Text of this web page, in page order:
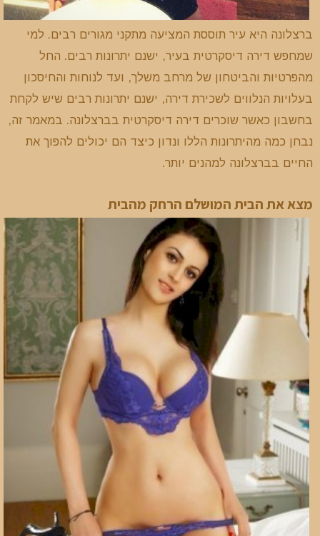
ברצלונה היא עיר תוססת המציעה מתקני מגורים רבים. למי
שמחפש דירה דיסקרטית בעיר, ישנם יתרונות רבים. החל
מהפרטיות והביטחון של מרחב משלך, ועד לנוחות והחיסכון
בעלויות הנלווים לשכירת דירה, ישנם יתרונות רבים שיש לקחת
בחשבון כאשר שוכרים דירה דיסקרטית בברצלונה. במאמר זה,
נבחן כמה מהיתרונות הללו ונדון כיצד הם יכולים להפוך את
החיים בברצלונה למהנים יותר.
מצא את הבית המושלם הרחק מהבית